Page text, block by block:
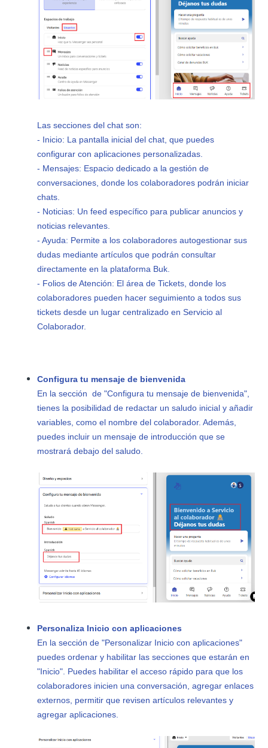
Las secciones del chat son:
- Inicio: La pantalla inicial del chat, que puedes
configurar con aplicaciones personalizadas.
- Mensajes: Espacio dedicado a la gestión de
conversaciones, donde los colaboradores podrán iniciar
chats.
- Noticias: Un feed específico para publicar anuncios y
noticias relevantes.
- Ayuda: Permite a los colaboradores autogestionar sus
dudas mediante artículos que podrán consultar
directamente en la plataforma Buk.
- Folios de Atención: El área de Tickets, donde los
colaboradores pueden hacer seguimiento a todos sus
tickets desde un lugar centralizado en Servicio al
Colaborador.
Configura tu mensaje de bienvenida
En la sección de "Configura tu mensaje de bienvenida",
tienes la posibilidad de redactar un saludo inicial y añadir
variables, como el nombre del colaborador. Además,
puedes incluir un mensaje de introducción que se
mostrará debajo del saludo.
Personaliza Inicio con aplicaciones
En la sección de "Personalizar Inicio con aplicaciones"
puedes ordenar y habilitar las secciones que estarán en
"Inicio". Puedes habilitar el acceso rápido para que los
colaboradores inicien una conversación, agregar enlaces
externos, permitir que revisen artículos relevantes y
agregar aplicaciones.